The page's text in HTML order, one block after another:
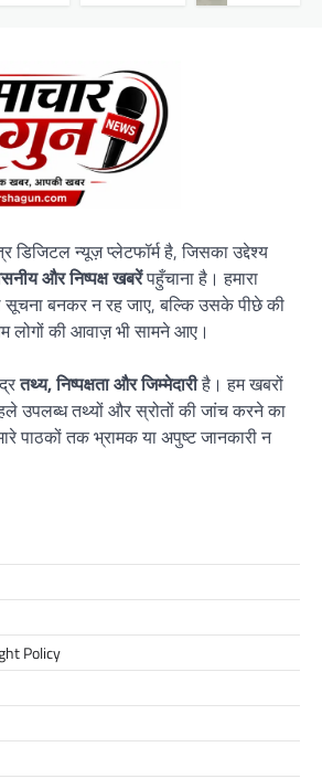
डिजिटल न्यूज़ प्लेटफॉर्म है, जिसका उद्देश्य
और निष्पक्ष खबरेंपहुँचाना है। हमारा
बनकर न रह जाए, बल्कि उसके पीछे की
लोगों की आवाज़ भी सामने आए।
तथ्य, निष्पक्षता और जिम्मेदारीहै। हम खबरों
उपलब्ध तथ्यों और स्रोतों की जांच करने का
पाठकों तक भ्रामक या अपुष्ट जानकारी न
Policy